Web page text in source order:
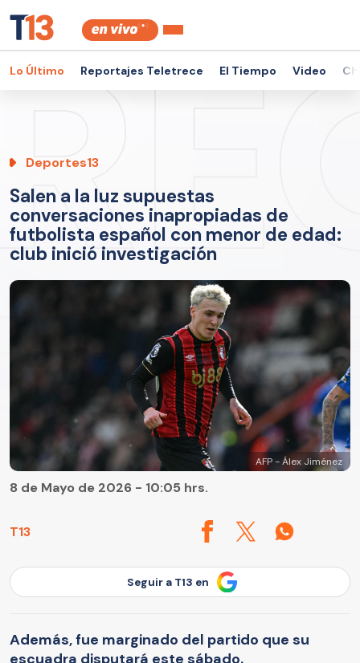
Lo Último Reportajes Teletrece El Tiempo Video
Deportes13
Salen a la luz supuestas
conversaciones inapropiadas de
futbolista español con menor de edad:
club inició investigación
AFP - Álex Jiménez
T13
8 de Mayo de 2026 - 10:05 hrs.
Seguir a T13 en
Además, fue marginado del partido que su
escuadra disputará este sábado.